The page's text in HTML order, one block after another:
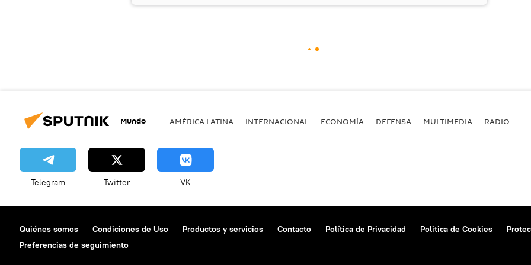
Mundo AMÉRICA LATINA INTERNACIONAL ECONOMÍA DEFENSA MULTIMEDIA RADIO
Telegram Twitter VK
Quiénes somos Condiciones de Uso Productos y servicios Contacto Política de Privacidad Politica de Cookies
Preferencias de seguimiento